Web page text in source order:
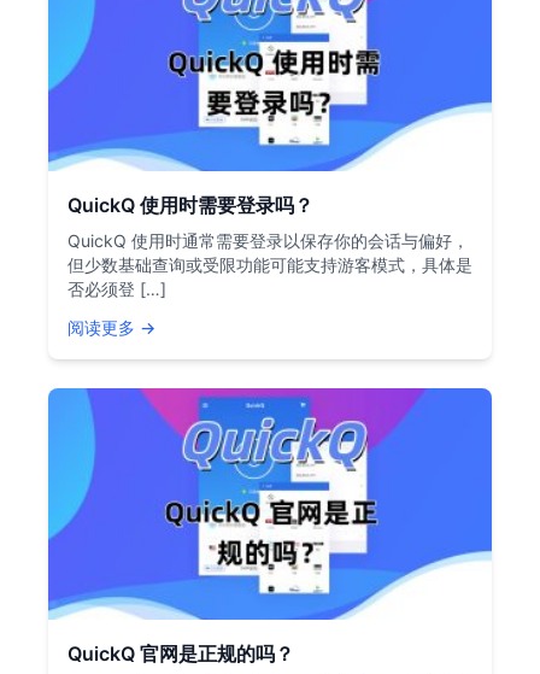
QuickQ 使用时需要登录吗？
QuickQ 使用时通常需要登录以保存你的会话与偏好，
但少数基础查询或受限功能可能支持游客模式，具体是
否必须登 […]
阅读更多 →
QuickQ 官网是正规的吗？